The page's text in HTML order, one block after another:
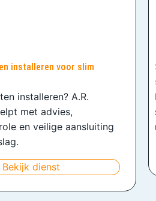
installeren voor slim
installeren? A.R.
met advies,
en veilige aansluiting
Bekijk dienst